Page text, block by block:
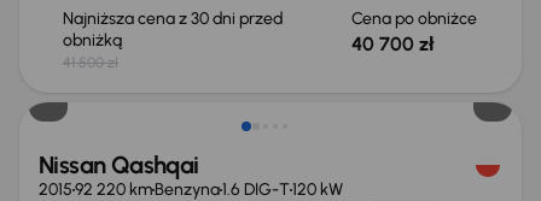
Najniższa cena z 30 dni przed
obniżką
41 500 zł
Cena po obniżce
40 700 zł
Nissan Qashqai
201592 220 kmBenzyna1.6 DIG-T120 kW